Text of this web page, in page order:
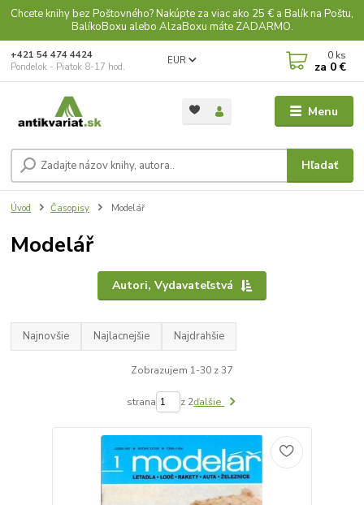
Chcete knihy bez Poštovného? Nakúpte za viac ako 25 € a Balík na Poštu,
BalíkoBoxu alebo AlzaBoxu máte ZADARMO.
Menu
EUR
Hľadať
+421 54 474 4424
Pondelok - Piatok 8-17 hod.
0 ks
za 0 €
Úvod Časopisy Modelář
Modelář
Autori, Vydavateľstvá
Najnovšie Najlacnejšie Najdrahšie
Zobrazujem 1-30 z 37
strana z 2ďalšie